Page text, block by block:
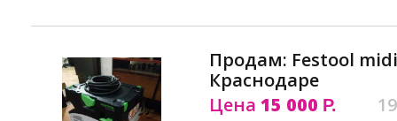
Продам: Festool
Краснодаре
Цена 15 000 Р.